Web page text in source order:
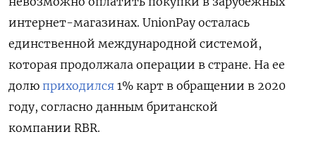
интернет-магазинах. UnionPay осталась
единственной международной системой,
которая продолжала операции в стране. На ее
долю приходился 1% карт в обращении в 2020
году, согласно данным британской
компании RBR.